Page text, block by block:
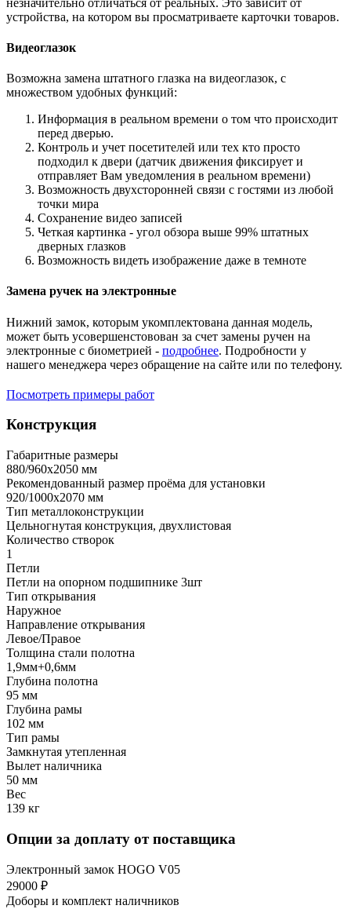
устройства, на котором вы просматриваете карточки товаров.
Видеоглазок
Возможна замена штатного глазка на видеоглазок, с
множеством удобных функций:
Информация в реальном времени о том что происходит
перед дверью.
Контроль и учет посетителей или тех кто просто
подходил к двери (датчик движения фиксирует и
отправляет Вам уведомления в реальном времени)
Возможность двухсторонней связи с гостями из любой
точки мира
Сохранение видео записей
Четкая картинка - угол обзора выше 99% штатных
дверных глазков
Возможность видеть изображение даже в темноте
Замена ручек на электронные
Нижний замок, которым укомплектована данная модель,
может быть усовершенстовован за счет замены ручен на
электронные с биометрией - подробнее. Подробности у
нашего менеджера через обращение на сайте или по телефону.
Посмотреть примеры работ
Конструкция
Габаритные размеры
880/960х2050 мм
Рекомендованный размер проёма для установки
920/1000х2070 мм
Тип металлоконструкции
Цельногнутая конструкция, двухлистовая
Количество створок
1
Петли
Петли на опорном подшипнике 3шт
Тип открывания
Наружное
Направление открывания
Левое/Правое
Толщина стали полотна
1,9мм+0,6мм
Глубина полотна
95 мм
Глубина рамы
102 мм
Тип рамы
Замкнутая утепленная
Вылет наличника
50 мм
Вес
139 кг
Опции за доплату от поставщика
Электронный замок HOGO V05
29000 ₽
Доборы и комплект наличников